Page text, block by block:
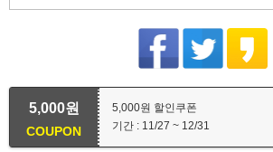
5,000원
COUPON
5,000원 할인쿠폰
기간 : 11/27 ~ 12/31